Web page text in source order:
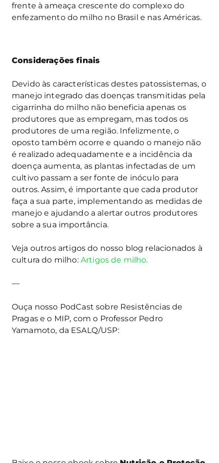
frente à ameaça crescente do complexo do
enfezamento do milho no Brasil e nas Américas.
Considerações finais
Devido às características destes patossistemas, o
manejo integrado das doenças transmitidas pela
cigarrinha do milho não beneficia apenas os
produtores que as empregam, mas todos os
produtores de uma região. Infelizmente, o
oposto também ocorre e quando o manejo não
é realizado adequadamente e a incidência da
doença aumenta, as plantas infectadas de um
cultivo passam a ser fonte de inóculo para
outros. Assim, é importante que cada produtor
faça a sua parte, implementando as medidas de
manejo e ajudando a alertar outros produtores
sobre a sua importância.
Veja outros artigos do nosso blog relacionados à
cultura do milho: Artigos de milho.
—
Ouça nosso PodCast sobre Resistências de
Pragas e o MIP, com o Professor Pedro
Yamamoto, da ESALQ/USP: